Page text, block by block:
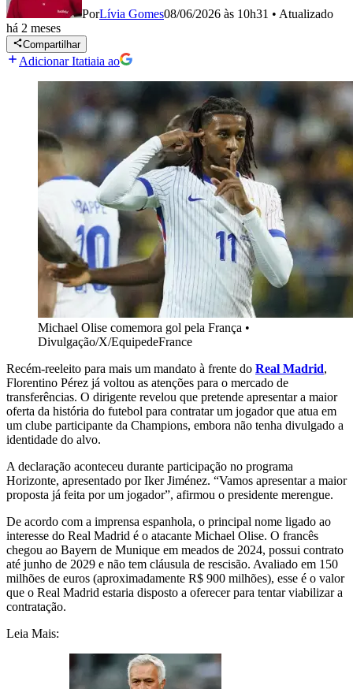
PorLívia Gomes08/06/2026 às 10h31 • Atualizado
há 2 meses
Compartilhar
Adicionar Itatiaia ao
Michael Olise comemora gol pela França •
Divulgação/X/EquipedeFrance
Recém-reeleito para mais um mandato à frente do Real Madrid,
Florentino Pérez já voltou as atenções para o mercado de
transferências. O dirigente revelou que pretende apresentar a maior
oferta da história do futebol para contratar um jogador que atua em
um clube participante da Champions, embora não tenha divulgado a
identidade do alvo.
A declaração aconteceu durante participação no programa
Horizonte, apresentado porIker Jiménez. “Vamos apresentar a maior
proposta já feita por um jogador”, afirmou o presidente merengue.
De acordo com a imprensa espanhola, o principal nome ligado ao
interesse do Real Madrid é o atacante Michael Olise. O francês
chegou ao Bayern de Munique em meados de 2024, possui contrato
até junho de 2029 e não tem cláusula de rescisão. Avaliado em 150
milhões de euros (aproximadamente R$ 900 milhões), esse é o valor
que o Real Madrid estaria disposto a oferecer para tentar viabilizar a
contratação.
Leia Mais: